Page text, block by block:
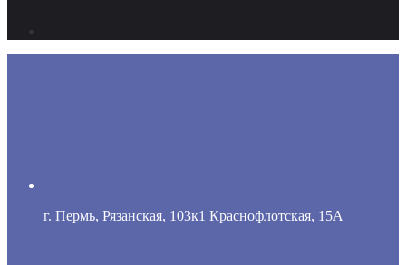
г. Пермь, Рязанская, 103к1 Краснофлотская, 15А